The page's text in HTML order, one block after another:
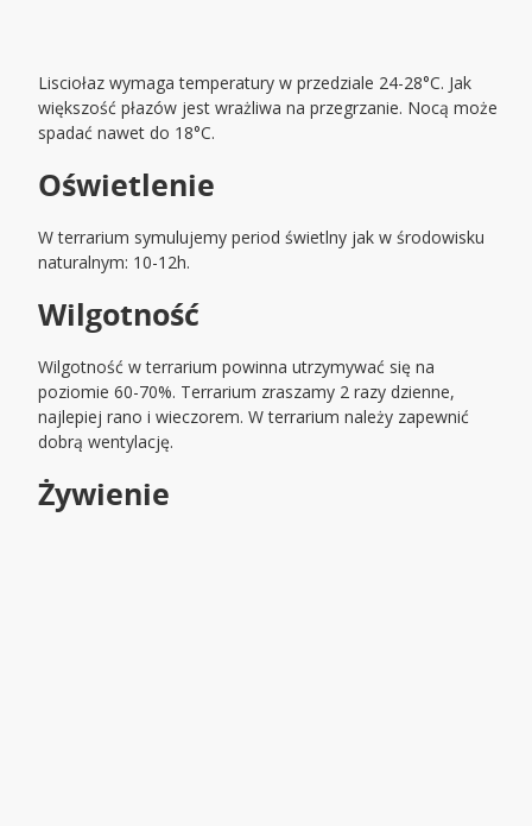
Lisciołaz wymaga temperatury w przedziale 24-28°C. Jak
większość płazów jest wrażliwa na przegrzanie. Nocą może
spadać nawet do 18°C.
Oświetlenie
W terrarium symulujemy period świetlny jak w środowisku
naturalnym: 10-12h.
Wilgotność
Wilgotność w terrarium powinna utrzymywać się na
poziomie 60-70%. Terrarium zraszamy 2 razy dzienne,
najlepiej rano i wieczorem. W terrarium należy zapewnić
dobrą wentylację.
Żywienie